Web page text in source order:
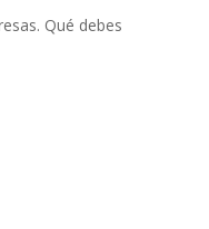
Qué debes